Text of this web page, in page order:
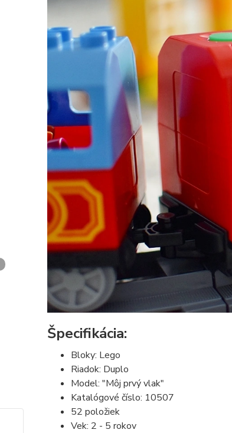
Špecifikácia:
Bloky: Lego
Riadok: Duplo
Model: "Môj prvý vlak"
Katalógové číslo: 10507
52 položiek
Vek: 2 - 5 rokov